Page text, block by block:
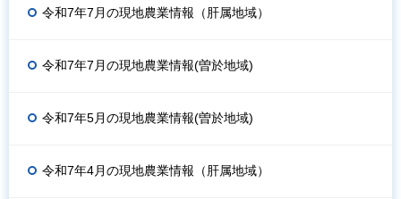
令和7年7月の現地農業情報（肝属地域）
令和7年7月の現地農業情報(曽於地域)
令和7年5月の現地農業情報(曽於地域)
令和7年4月の現地農業情報（肝属地域）